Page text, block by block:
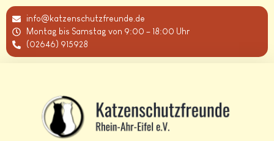
info@katzenschutzfreunde.de
Montag bis Samstag von 9:00 – 18:00 Uhr
(02646) 915928